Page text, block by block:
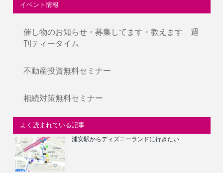
イベント情報
催し物のお知らせ・募集してます・教えます 週
刊ティータイム
不動産投資無料セミナー
相続対策無料セミナー
よく読まれている記事
浦安駅からディズニーランドに行きたい